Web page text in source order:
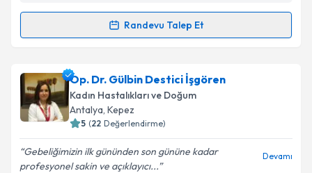
Kişisel verilerimin işlenmesine ilişkin
Metni'ni okudum ve kişisel verilerimin belirtilen
Takvim Talebini Gönder
Randevu Talep Et
Randevu Takvimi Talebi
Op. Dr. İsmail Büyükdurakiçin randevu takvimi
talebi oluşturun. Size bu uzmandan randevu almanız
için bir takvim hazırlandığında e-posta ile
bilgilendireceğiz.
E-posta Adresiniz
Op. Dr. Gülbin Destici İşgören
Kadın Hastalıkları ve Doğum
Antalya, Kepez
5 (22 Değerlendirme)
Gebeliğimizin ilk gününden son gününe kadar
profesyonel sakin ve açıklayıcı...
Devamı